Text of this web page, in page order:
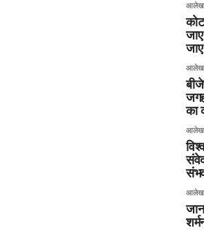
आलेख
आलेख
का
आलेख
आलेख